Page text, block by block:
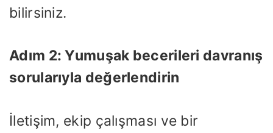
bilirsiniz.
Adım 2: Yumuşak becerileri davranış
sorularıyla değerlendirin
İletişim, ekip çalışması ve bir